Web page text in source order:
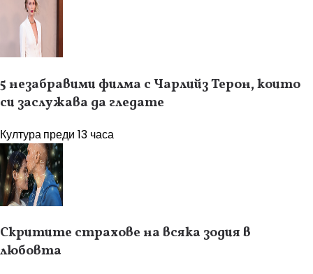
5 незабравими филма с Чарлийз Терон, които
си заслужава да гледате
Културапреди 13 часа
Скритите страхове на всяка зодия в
любовта